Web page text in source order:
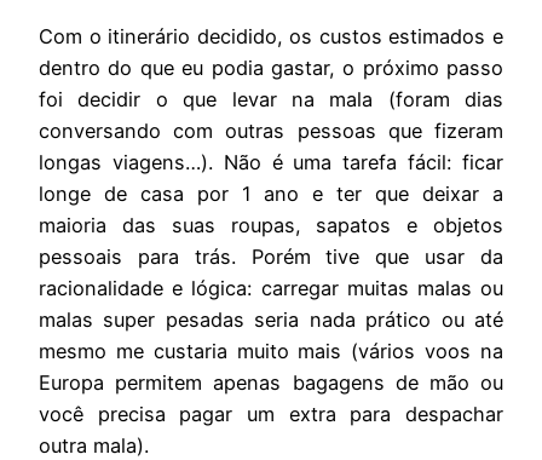
Com o itinerário decidido, os custos estimados e
dentro do que eu podia gastar, o próximo passo
foi decidir o que levar na mala (foram dias
conversando com outras pessoas que fizeram
longas viagens…). Não é uma tarefa fácil: ficar
longe de casa por 1 ano e ter que deixar a
maioria das suas roupas, sapatos e objetos
pessoais para trás. Porém tive que usar da
racionalidade e lógica: carregar muitas malas ou
malas super pesadas seria nada prático ou até
mesmo me custaria muito mais (vários voos na
Europa permitem apenas bagagens de mão ou
você precisa pagar um extra para despachar
outra mala).